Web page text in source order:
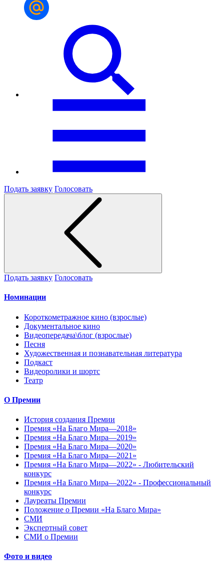
Подать заявку Голосовать
Подать заявку Голосовать
Номинации
Короткометражное кино (взрослые)
Документальное кино
Видеопередача\блог (взрослые)
Песня
Художественная и познавательная литература
Подкаст
Видеоролики и шортс
Театр
О Премии
История создания Премии
Премия «На Благо Мира—2018»
Премия «На Благо Мира—2019»
Премия «На Благо Мира—2020»
Премия «На Благо Мира—2021»
Премия «На Благо Мира—2022» - Любительский
конкурс
Премия «На Благо Мира—2022» - Профессиональный
конкурс
Лауреаты Премии
Положение о Премии «На Благо Мира»
СМИ
Экспертный совет
СМИ о Премии
Фото и видео